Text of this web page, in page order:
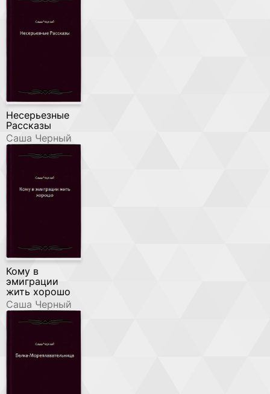
Несерьезные
Рассказы
Саша Черный
Кому в
эмиграции
жить хорошо
Саша Черный